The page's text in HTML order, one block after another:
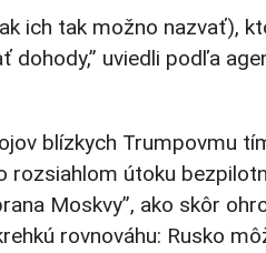
ich tak možno nazvať),
dohody,” uviedli podľa
blízkych Trumpovmu
rozsiahlom útoku
Moskvy”, ako skôr
rovnováhu: Rusko